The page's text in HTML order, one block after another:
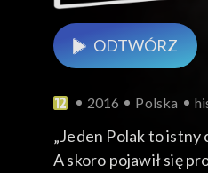
ODTWÓRZ
2016 Polska
„Jeden Polak to
A skoro pojawił się